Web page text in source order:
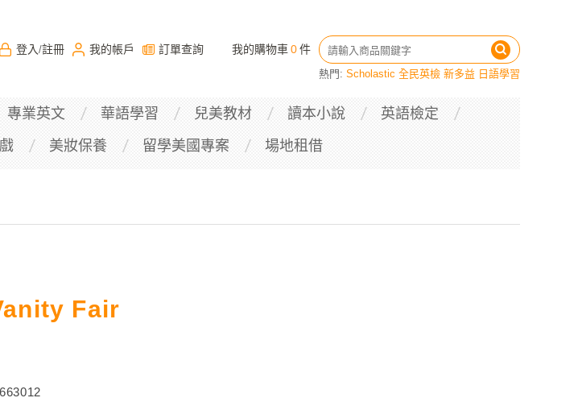
登入 /註冊 我的帳戶 訂單查詢 我的購物車 0件
熱門: Scholastic 全民英檢 新多益 日語學習
專業英文 華語學習 兒美教材 讀本小說
英語檢定
美妝保養 留學美國專案 場地租借
Fair